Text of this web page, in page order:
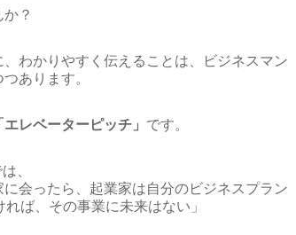
？
わかりやすく伝えることは、ビジネスマン
あります。
エレベーターピッチ」 です。
、
に会ったら、起業家は自分のビジネスプラン
ば、その事業に未来はない」